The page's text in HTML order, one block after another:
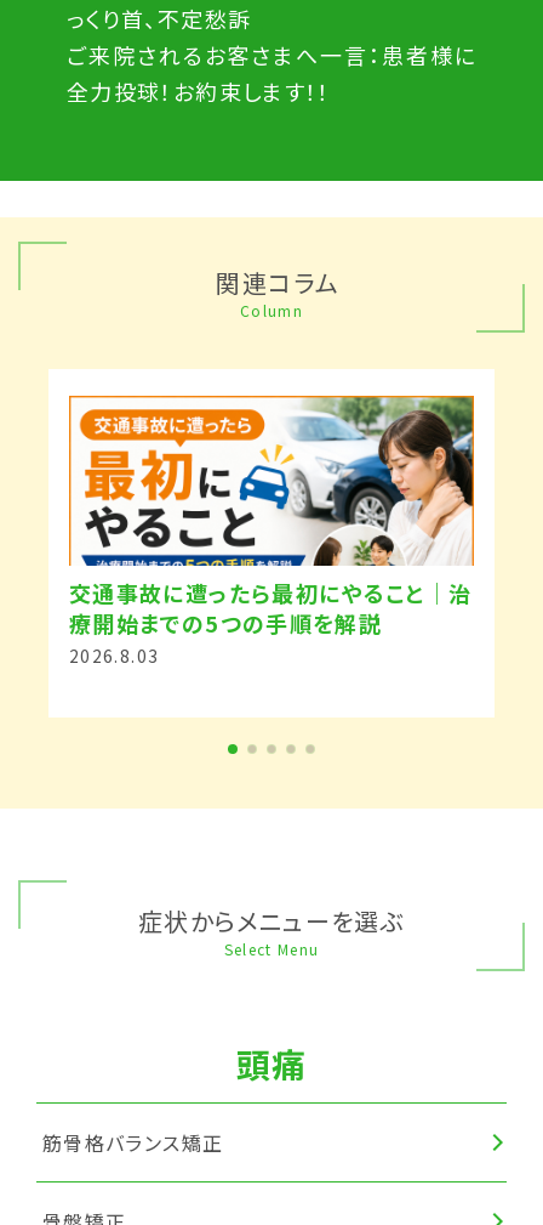
っくり首、不定愁訴
ご来院されるお客さまへ一言：患者様に
全力投球！お約束します！！
関連コラム
Column
交通事故に遭ったら最初にやること｜治
療開始までの5つの手順を解説
2026.8.03
症状からメニューを選ぶ
Select Menu
頭痛
筋骨格バランス矯正